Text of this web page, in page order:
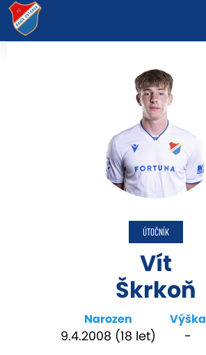
ÚTOČNÍK
Vít
Škrkoň
Narozen
9.4.2008 (18 let)
Výška
-